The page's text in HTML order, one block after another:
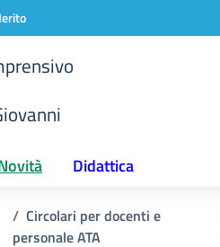
Didattica
Circolari per docenti e
personale ATA